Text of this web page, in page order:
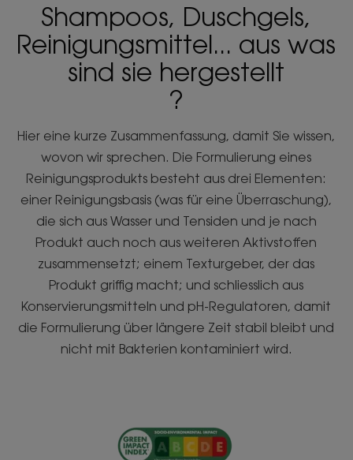
Shampoos, Duschgels,
Reinigungsmittel... aus was
sind sie hergestellt
?
Hier eine kurze Zusammenfassung, damit Sie wissen,
wovon wir sprechen. Die Formulierung eines
Reinigungsprodukts besteht aus drei Elementen:
einer Reinigungsbasis (was für eine Überraschung),
die sich aus Wasser und Tensiden und je nach
Produkt auch noch aus weiteren Aktivstoffen
zusammensetzt; einem Texturgeber, der das
Produkt griffig macht; und schliesslich aus
Konservierungsmitteln und pH-Regulatoren, damit
die Formulierung über längere Zeit stabil bleibt und
nicht mit Bakterien kontaminiert wird.